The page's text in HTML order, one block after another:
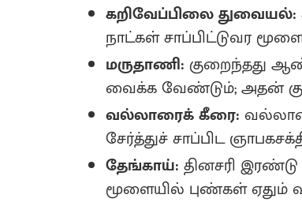
கறிவேப்பிலை துவையல்:
நாட்கள் சாப்பிட்டுவர
மருதாணி: குறைந்தது
வைக்க வேண்டும்; அதன்
வல்லாரைக் கீரை:
சேர்த்துச் சாப்பிட
தேங்காய்: தினசரி
மூளையில் புண்கள் ஏதும்